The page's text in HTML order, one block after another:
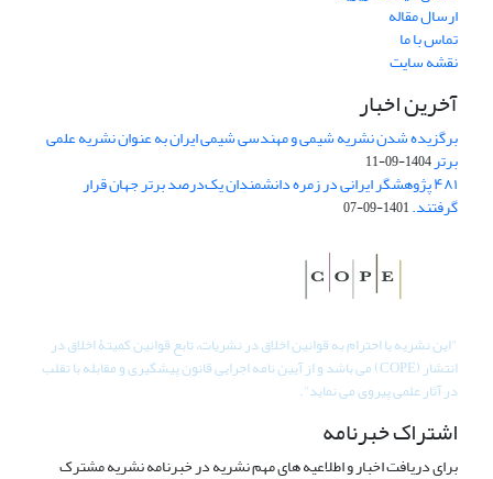
ارسال مقاله
تماس با ما
نقشه سایت
آخرین اخبار
برگزیده شدن نشریه شیمی و مهندسی شیمی ایران به عنوان نشریه علمی
برتر1404-09-11
۴۸۱ پژوهشگر ایرانی در زمره دانشمندان یک‌درصد برتر جهان قرار
گرفتند.1401-09-07
"این نشریه با احترام به قوانین اخلاق در نشریات، تابع قوانین کمیتۀ اخلاق در
انتشار (COPE) می باشد و از آیین نامه اجرایی قانون پیشگیری و مقابله با تقلب
در آثار علمی پیروی می نماید".
اشتراک خبرنامه
برای دریافت اخبار و اطلاعیه های مهم نشریه در خبرنامه نشریه مشترک